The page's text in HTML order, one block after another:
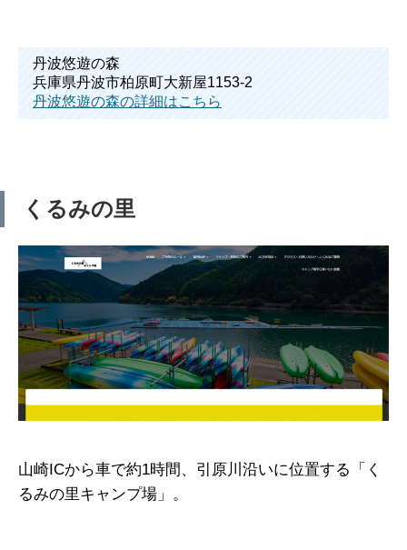
丹波悠遊の森
兵庫県丹波市柏原町大新屋1153-2
丹波悠遊の森の詳細はこちら
くるみの里
山崎ICから車で約1時間、引原川沿いに位置する「く
るみの里キャンプ場」。